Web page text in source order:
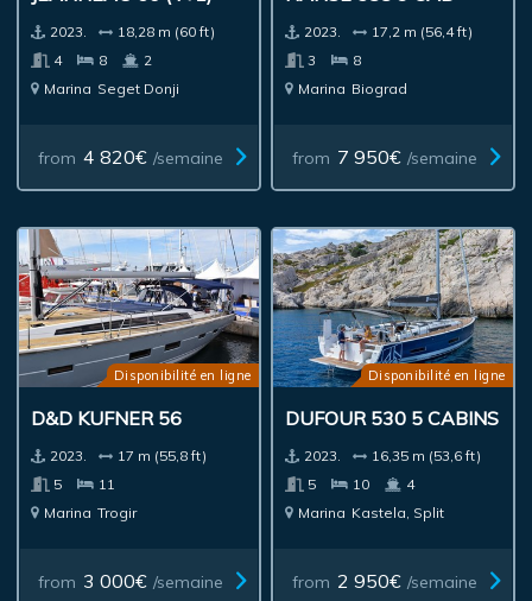
2023.
18,28 m (60 ft)
4
8
2
Marina Seget Donji
from 4 820€ /semaine
2023.
17,2 m (56,4 ft)
3
8
Marina Biograd
from 7 950€ /semaine
Disponibilité en ligne
D&D KUFNER 56
2023.
17 m (55,8 ft)
5
11
Marina Trogir
from 3 000€ /semaine
Disponibilité en ligne
DUFOUR 530 5 CABINS
2023.
16,35 m (53,6 ft)
5
10
4
Marina Kastela, Split
from 2 950€ /semaine